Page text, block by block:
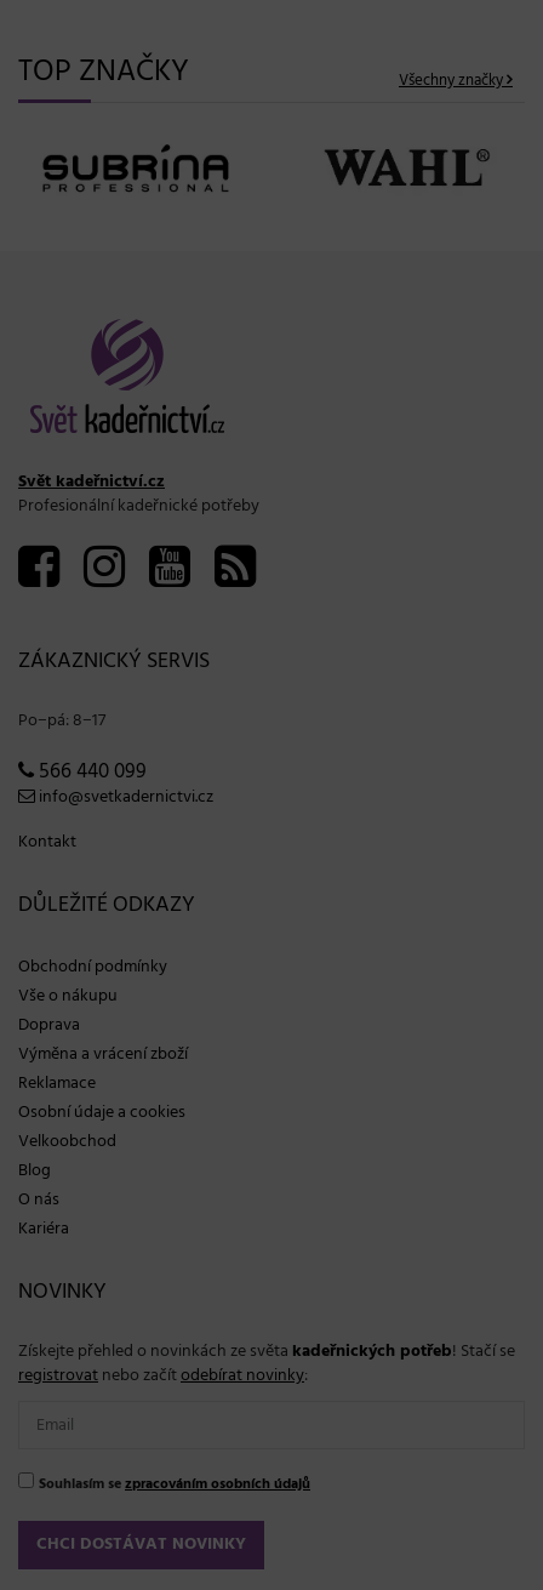
TOP ZNAČKY Všechny značky
Svět kadeřnictví.cz
Profesionální kadeřnické potřeby
ZÁKAZNICKÝ SERVIS
Po−pá: 8−17
566 440 099
info@svetkadernictvi.cz
Kontakt
DŮLEŽITÉ ODKAZY
Obchodní podmínky
Vše o nákupu
Doprava
Výměna a vrácení zboží
Reklamace
Osobní údaje a cookies
Velkoobchod
Blog
O nás
Kariéra
NOVINKY
Získejte přehled o novinkách ze světa kadeřnických potřeb! Stačí se
registrovatnebo začítodebírat novinky:
Souhlasím sezpracováním osobních údajů